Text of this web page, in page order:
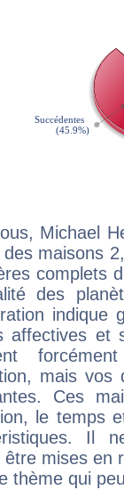
Michael
maisons
complets
des
indique
affectives et
mais
Ces
le temps
Il
être mises en
thème qui